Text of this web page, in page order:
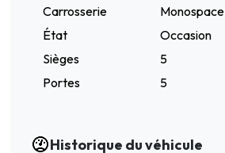
Carrosserie
Monospace
État
Occasion
Sièges
5
Portes
5
Historique du véhicule